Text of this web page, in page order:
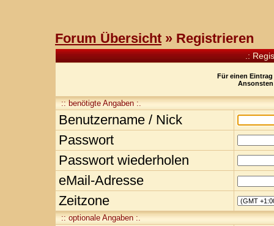
Forum Übersicht » Registrieren
.:
Für einen
:: benötigte Angaben :.
Benutzername / Nick
Passwort
Passwort wiederholen
eMail-Adresse
Zeitzone
:: optionale Angaben :.